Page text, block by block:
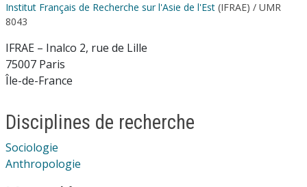
Institut Français de Recherche sur l'Asie de l'Est (IFRAE) / UMR
8043
IFRAE – Inalco 2, rue de Lille
75007 Paris
Île-de-France
Disciplines de recherche
Sociologie
Anthropologie